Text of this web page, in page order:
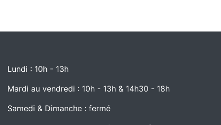
Lundi : 10h - 13h
Mardi au vendredi : 10h - 13h & 14h30 - 18h
Samedi & Dimanche : fermé